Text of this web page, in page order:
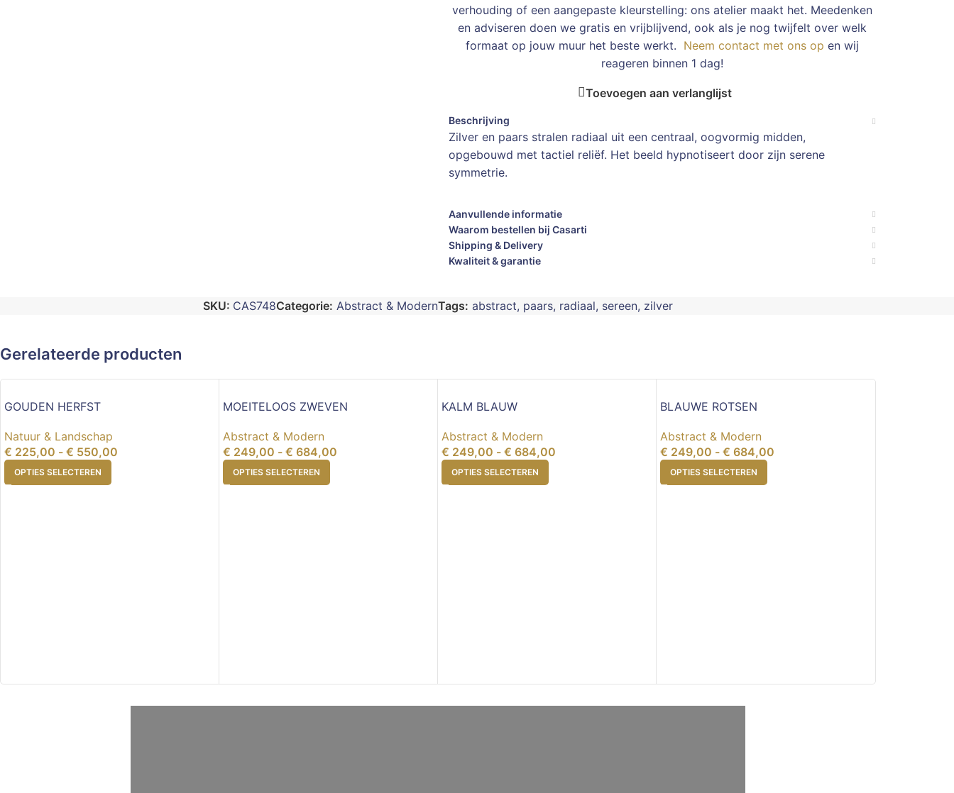
verhouding of een aangepaste kleurstelling: ons atelier maakt het. Meedenken
en adviseren doen we gratis en vrijblijvend, ook als je nog twijfelt over welk
formaat op jouw muur het beste werkt. Neem contact met ons op en wij
reageren binnen 1 dag!
Toevoegen aan verlanglijst
Beschrijving
Zilver en paars stralen radiaal uit een centraal, oogvormig midden,
opgebouwd met tactiel reliëf. Het beeld hypnotiseert door zijn serene
symmetrie.
Aanvullende informatie
Waarom bestellen bij Casarti
Shipping & Delivery
Kwaliteit & garantie
SKU: CAS748Categorie: Abstract & ModernTags: abstract, paars, radiaal, sereen, zilver
Gerelateerde producten
GOUDEN HERFST
Natuur & Landschap
€ 225,00 - € 550,00
OPTIES SELECTEREN
MOEITELOOS ZWEVEN
Abstract & Modern
€ 249,00 - € 684,00
OPTIES SELECTEREN
KALM BLAUW
Abstract & Modern
€ 249,00 - € 684,00
OPTIES SELECTEREN
BLAUWE ROTSEN
Abstract & Modern
€ 249,00 - € 684,00
OPTIES SELECTEREN